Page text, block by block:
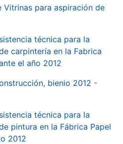
Vitrinas para aspiración de
técnica para la
carpintería en la Fabrica
el año 2012
bienio 2012 -
técnica para la
pintura en la Fábrica Papel
2012